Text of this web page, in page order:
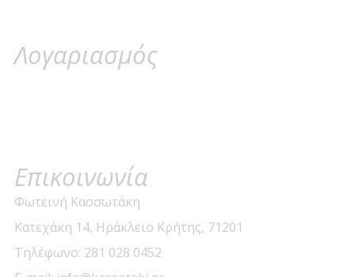
Λογαριασμός
Επικοινωνία
Φωτεινή Κασσωτάκη
Κατεχάκη 14, Ηράκλειο Κρήτης, 71201
Τηλέφωνο: 281 028 0452